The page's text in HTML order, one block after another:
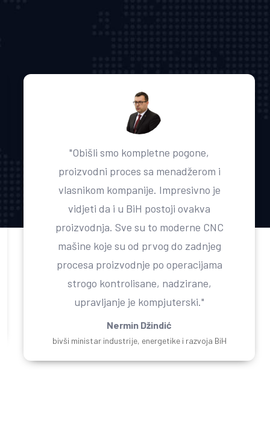
"Obišli smo kompletne pogone,
proizvodni proces sa menadžerom i
vlasnikom kompanije. Impresivno je
vidjeti da i u BiH postoji ovakva
proizvodnja. Sve su to moderne CNC
mašine koje su od prvog do zadnjeg
procesa proizvodnje po operacijama
strogo kontrolisane, nadzirane,
upravljanje je kompjuterski."
Nermin Džindić
bivši ministar industrije, energetike i razvoja BiH